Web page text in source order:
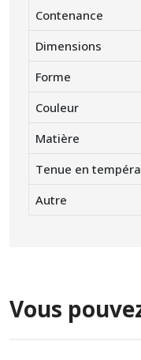
Contenance
Dimensions
Forme
Couleur
Matière
Tenue en
Autre
Vous